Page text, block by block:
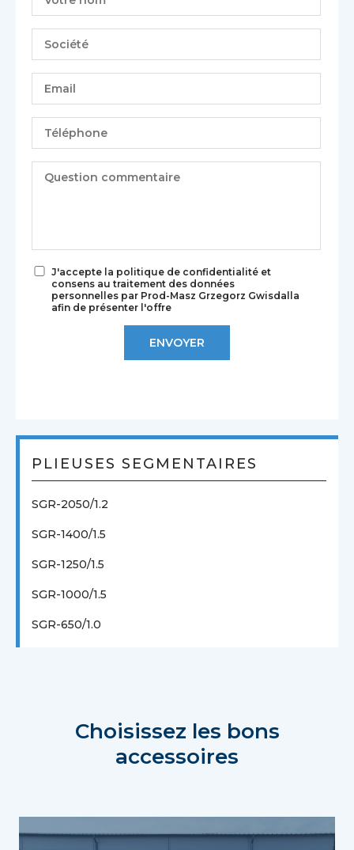
J'accepte la politique de confidentialité et
consens au traitement des données
personnelles par Prod-Masz Grzegorz Gwisdalla
afin de présenter l'offre
PLIEUSES SEGMENTAIRES
SGR-2050/1.2
SGR-1400/1.5
SGR-1250/1.5
SGR-1000/1.5
SGR-650/1.0
Choisissez les bons
accessoires